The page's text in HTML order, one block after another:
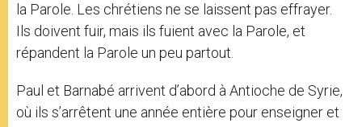
la Parole. Les chrétiens ne se laissent pas effrayer.
Ils doivent fuir, mais ils fuient avec la Parole, et
répandent la Parole un peu partout.
Paul et Barnabé arrivent d’abord à Antioche de Syrie,
où ils s’arrêtent une année entière pour enseigner et